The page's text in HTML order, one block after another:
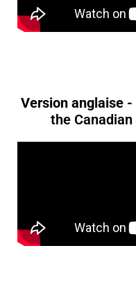
Version anglaise -
the